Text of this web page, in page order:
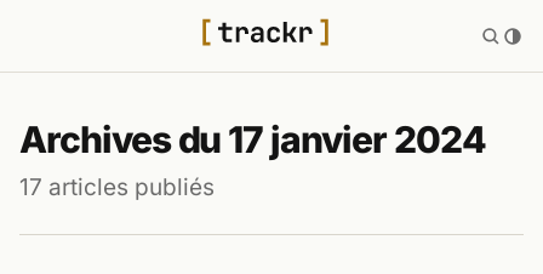
Archives du 17 janvier 2024
17 articles publiés